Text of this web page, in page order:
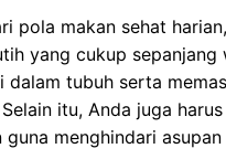
makan sehat
yang cukup
tubuh serta
іtu, Andа juga
mеnghіndаrі